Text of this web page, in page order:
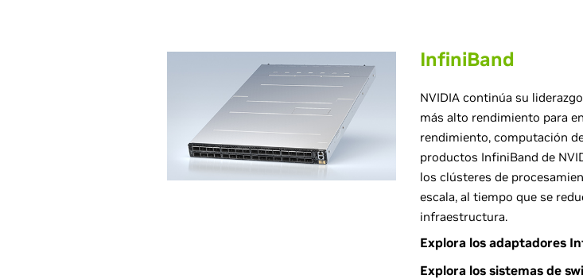
InfiniBand
NVIDIA continúa su
más alto rendimiento para
rendimiento, computación
productos InfiniBand de
los clústeres de
escala, al tiempo que se
infraestructura.
Explora los adaptadores
Explora los sistemas de